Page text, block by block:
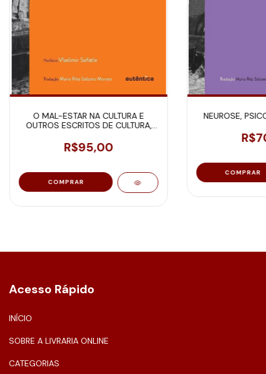
O MAL-ESTAR NA CULTURA E
OUTROS ESCRITOS DE CULTURA,
R$95,00
NEUROSE,
Acesso Rápido
INÍCIO
SOBRE A LIVRARIA ONLINE
CATEGORIAS